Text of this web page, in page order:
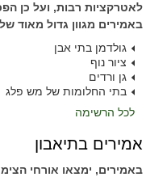
לאטרקציות רבות, ועל כן
באמירים מגוון גדול מאוד
גולדמן בתי אבן
ציור נוף
גן ורדים
בתי החלומות של מש פלג
לכל הרשימה
אמירים בתיאבון
באמירים, ימצאו אורחי